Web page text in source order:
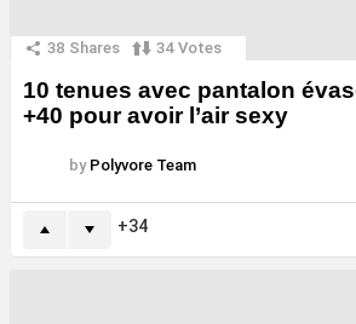
38 Shares 34 Votes
10 tenues avec pantalon
+40 pour avoir l’air sexy
by Polyvore Team
34